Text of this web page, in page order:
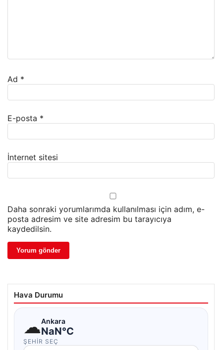
Ad *
E-posta *
İnternet sitesi
Daha sonraki yorumlarımda kullanılması için adım, e-
posta adresim ve site adresim bu tarayıcıya
kaydedilsin.
Hava Durumu
☁Ankara
NaN°C
ŞEHIR SEÇ